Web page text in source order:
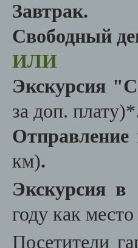
Завтрак.
Свободный
ИЛИ
Экскурсия "
за доп.
км).
Экскурсия
году как
Посетители